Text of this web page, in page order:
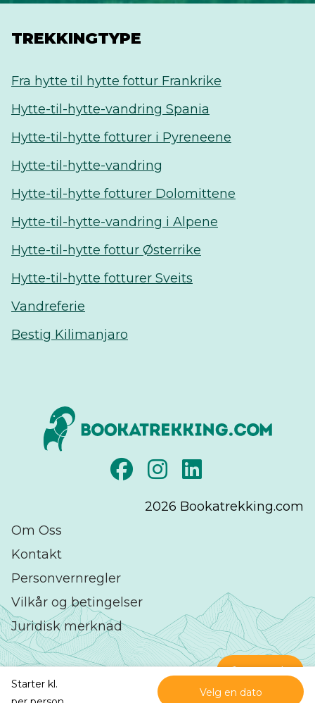
Starter kl.
Velg en dato
TREKKINGTYPE
Fra hytte til hytte fottur Frankrike
Hytte-til-hytte-vandring Spania
Hytte-til-hytte fotturer i Pyreneene
Hytte-til-hytte-vandring
Hytte-til-hytte fotturer Dolomittene
Hytte-til-hytte-vandring i Alpene
Hytte-til-hytte fottur Østerrike
Hytte-til-hytte fotturer Sveits
Vandreferie
Bestig Kilimanjaro
2026 Bookatrekking.com
Om Oss
Kontakt
Personvernregler
Vilkår og betingelser
Juridisk merknad
Utmerket
Kontakt